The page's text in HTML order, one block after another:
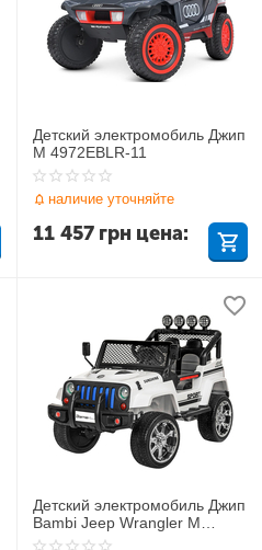
Детский электромобиль Джип
M 4972EBLR-11
наличие уточняйте
11 457 грн цена:
Детский электромобиль Джип
Bambi Jeep Wrangler M
3237EBLR-1